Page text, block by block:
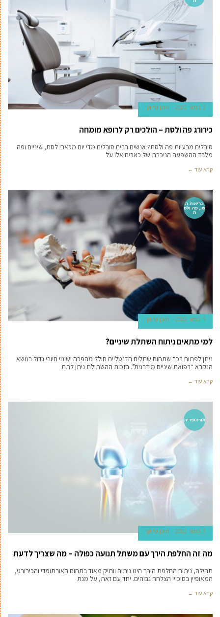
3 במאי 2022 תוכן שיווקי
כירורג פה ולסת – הולכים רק לרופא מומחה
סובלים מבעיות פה ולסת? אנשים רבים סובלים מדי יום מכאבי לסת, שיניים ופה.
מלבד ההשפעה הניכרת של כאבים אלו על
קרא עוד ←
בריאות ה
שן, פה ולס
ת
3 במאי 2022 תוכן שיווקי
למי מתאים ניתוח השתלת שיניים?
ניתן לפתוח בכך שתחום שתלים הדנטליים חולל מהפכה ושינוי חיובי גדול בנושא
הנקרא “רפואת שיניים מודרנית”. בזכות ההשתולת ניתן לתת
קרא עוד ←
אורטופדיה
3 במאי 2022 תוכן שיווקי
מה זה החלפת הירך עם משתל תנועה כפולה – מה שצריך לדעת
תחילה, ניתוח החלפת הירך הינו ניתוח וותיק מאוד בתחום האורתופדי והכירורגי,
המאופיין בסיכויי הצלחה גבוהים. יחד עם זאת, על מנת
קרא עוד ←